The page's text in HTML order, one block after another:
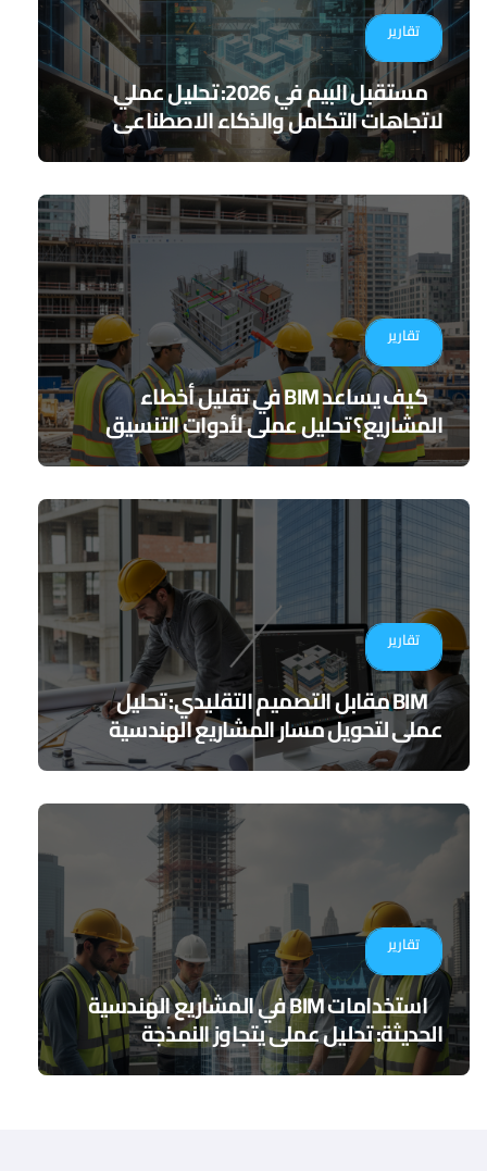
تقارير
مستقبل البيم في 2026: تحليل عملي
لاتجاهات التكامل والذكاء الاصطناعي
تقارير
كيف يساعد BIM في تقليل أخطاء
المشاريع؟ تحليل عملي لأدوات التنسيق
الرقمي
تقارير
BIM مقابل التصميم التقليدي: تحليل
عملي لتحويل مسار المشاريع الهندسية
تقارير
استخدامات BIM في المشاريع الهندسية
الحديثة: تحليل عملي يتجاوز النمذجة